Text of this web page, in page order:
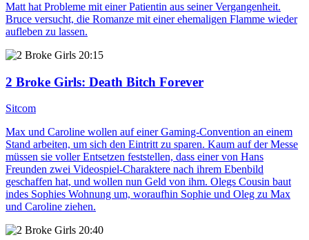
Matt hat Probleme mit einer Patientin aus seiner Vergangenheit.
Bruce versucht, die Romanze mit einer ehemaligen Flamme wieder
aufleben zu lassen.
20:15
2 Broke Girls: Death Bitch Forever
Sitcom
Max und Caroline wollen auf einer Gaming-Convention an einem
Stand arbeiten, um sich den Eintritt zu sparen. Kaum auf der Messe
müssen sie voller Entsetzen feststellen, dass einer von Hans
Freunden zwei Videospiel-Charaktere nach ihrem Ebenbild
geschaffen hat, und wollen nun Geld von ihm. Olegs Cousin baut
indes Sophies Wohnung um, woraufhin Sophie und Oleg zu Max
und Caroline ziehen.
20:40